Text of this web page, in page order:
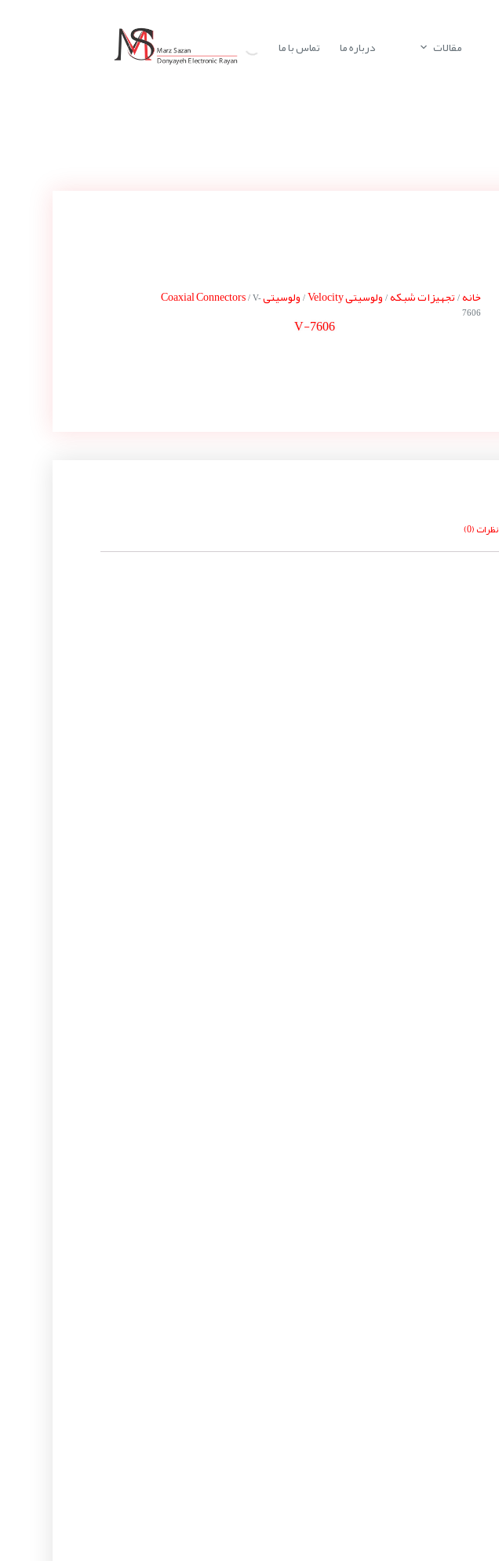
مقالات درباره ما تماس با ما
خانه/ تجهیزات شبکه/ ولوسیتی Velocity / ولوسیتی Coaxial Connectors/ V-
7606
V-7606
نظرات (0)